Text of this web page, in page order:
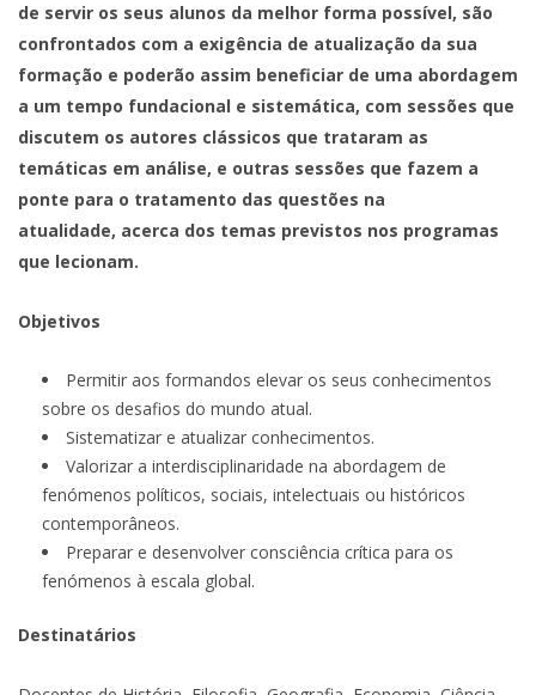
de servir os seus alunos da melhor forma possível, são
confrontados com a exigência de atualização da sua
formação e poderão assim beneficiar de uma abordagem
a um tempo fundacional e sistemática, com sessões que
discutem os autores clássicos que trataram as
temáticas em análise, e outras sessões que fazem a
ponte para o tratamento das questões na
atualidade, acerca dos temas previstos nos programas
que lecionam.
Objetivos
Permitir aos formandos elevar os seus conhecimentos
sobre os desafios do mundo atual.
Sistematizar e atualizar conhecimentos.
Valorizar a interdisciplinaridade na abordagem de
fenómenos políticos, sociais, intelectuais ou históricos
contemporâneos.
Preparar e desenvolver consciência crítica para os
fenómenos à escala global.
Destinatários